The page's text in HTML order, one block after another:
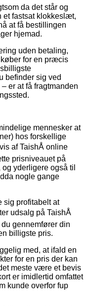
da det står og
et fastsat klokkeslæt,
at få bestillingen
hjemad.
uden betaling,
for en præcis
befinder sig ved
er at få fragtmanden
mennesker at
hos forskellige
af TaishÅ online
prisniveauet på
yderligere også til
nogle gange
sig profitabelt at
udsalg på TaishÅ
du gennemfører din
billigste pris.
med, at ifald en
for en pris der kan
meste være et bevis
er imidlertid omfattet
kunde overfor fup